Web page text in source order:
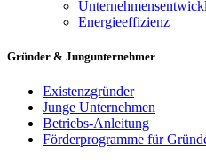
Energieeffizienz
Gründer & Jungunternehmer
Existenzgründer
Junge Unternehmen
Betriebs-Anleitung
Förderprogramme für